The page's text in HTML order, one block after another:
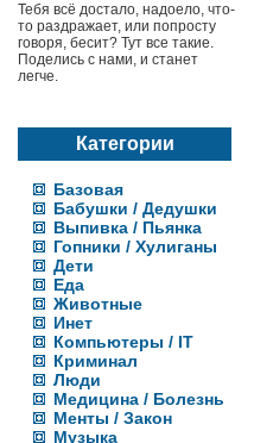
Тебя всё достало, надоело, что-
то раздражает, или попросту
говоря, бесит? Тут все такие.
Поделись с нами, и станет
легче.
Категории
Базовая
Бабушки / Дедушки
Выпивка / Пьянка
Гопники / Хулиганы
Дети
Еда
Животные
Инет
Компьютеры / IT
Криминал
Люди
Медицина / Болезнь
Менты / Закон
Музыка